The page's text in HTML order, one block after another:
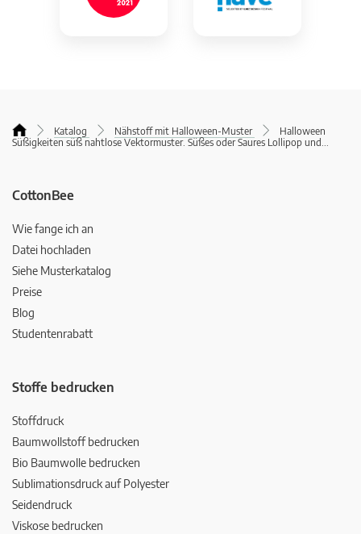
Katalog Nähstoff mit Halloween-Muster
Halloween
Süßigkeiten süß nahtlose Vektormuster. Süßes oder Saures Lollipop und...
CottonBee
Wie fange ich an
Datei hochladen
Siehe Musterkatalog
Preise
Blog
Studentenrabatt
Stoffe bedrucken
Stoffdruck
Baumwollstoff bedrucken
Bio Baumwolle bedrucken
Sublimationsdruck auf Polyester
Seidendruck
Viskose bedrucken